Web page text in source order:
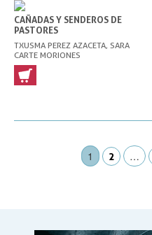
CAÑADAS Y SENDEROS DE
PASTORES
TXUSMA PEREZ AZACETA, SARA
CARTE MORIONES
1 2 …